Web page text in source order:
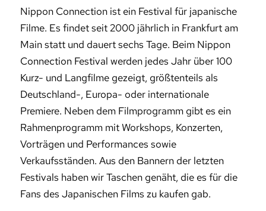
Nippon Connection ist ein Festival für japanische
Filme. Es findet seit 2000 jährlich in Frankfurt am
Main statt und dauert sechs Tage. Beim Nippon
Connection Festival werden jedes Jahr über 100
Kurz- und Langfilme gezeigt, größtenteils als
Deutschland-, Europa- oder internationale
Premiere. Neben dem Filmprogramm gibt es ein
Rahmenprogramm mit Workshops, Konzerten,
Vorträgen und Performances sowie
Verkaufsständen. Aus den Bannern der letzten
Festivals haben wir Taschen genäht, die es für die
Fans des Japanischen Films zu kaufen gab.